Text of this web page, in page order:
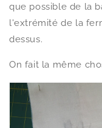
que possible de la
l'extrémité de la
dessus.
On fait la même